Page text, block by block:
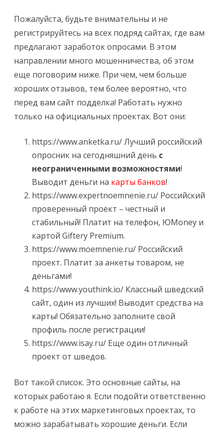
Пожалуйста, будьте внимательны и не
регистрируйтесь на всех подряд сайтах, где вам
предлагают заработок опросами. В этом
направлении много мошенничества, об этом
еще поговорим ниже. При чем, чем больше
хороших отзывов, тем более вероятно, что
перед вам сайт подделка! Работать нужно
только на официальных проектах. Вот они:
https://www.anketka.ru/Лучший российский
опросник на сегодняшний день с
неограниченными возможностями!
Выводит деньги на карты банков!
https://www.expertnoemnenie.ru/ Российский
проверенный проект – честный и
стабильный! Платит на телефон, ЮMoney и
картой Giftery Premium.
https://www.moemnenie.ru/ Российский
проект. Платит за анкеты товаром, не
деньгами!
https://www.youthink.io/ Классный шведский
сайт, один из лучших! Выводит средства на
карты! Обязательно заполните свой
профиль после регистрации!
https://www.isay.ru/ Еще один отличный
проект от шведов.
Вот такой список. Это основные сайты, на
которых работаю я. Если подойти ответственно
к работе на этих маркетинговых проектах, то
можно зарабатывать хорошие деньги. Если